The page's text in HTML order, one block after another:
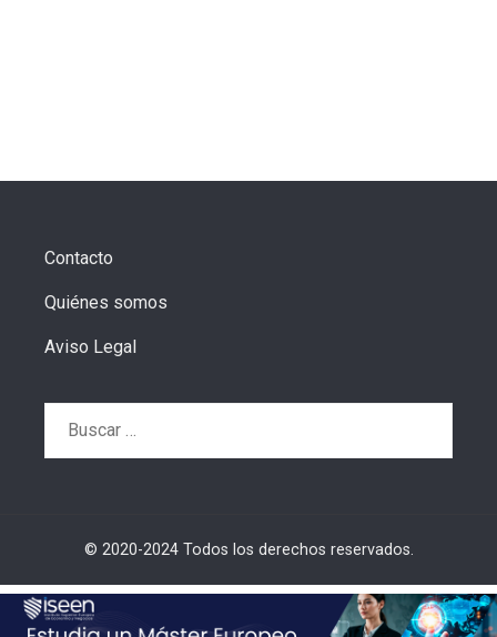
Contacto
Quiénes somos
Aviso Legal
© 2020-2024 Todos los derechos reservados.